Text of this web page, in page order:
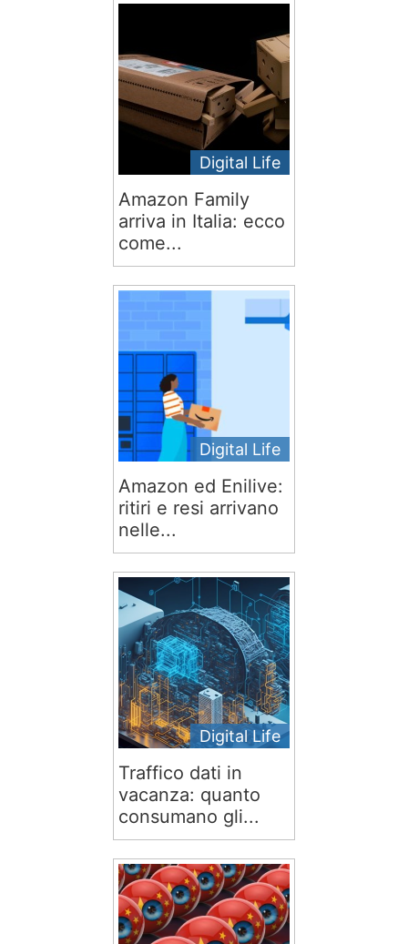
Digital Life
Amazon Family
arriva in Italia: ecco
come...
Digital Life
Amazon ed Enilive:
ritiri e resi arrivano
nelle...
Digital Life
Traffico dati in
vacanza: quanto
consumano gli...